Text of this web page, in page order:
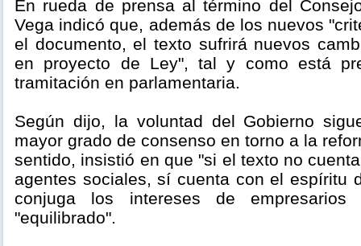
En rueda de prensa al término del
Vega indicó que, además de los nuevos
el documento, el texto sufrirá nuevos
en proyecto de Ley", tal y como está
tramitación en parlamentaria.
Según dijo, la voluntad del Gobierno
mayor grado de consenso en torno a la
sentido, insistió en que "si el texto no
agentes sociales, sí cuenta con el espíritu
conjuga los intereses de
"equilibrado".